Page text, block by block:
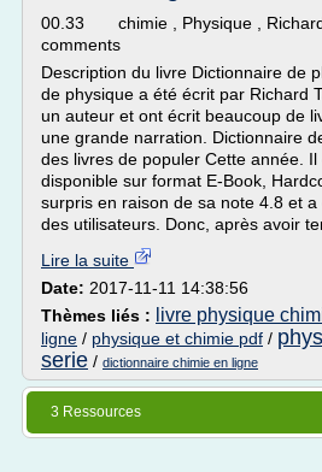
00.33 chimie , Physique ,
comments
Description du livre Dictionnaire de
de physique a été écrit par Richard
un auteur et ont écrit beaucoup de
une grande narration. Dictionnaire
des livres de populer Cette année.
disponible sur format E-Book,
surpris en raison de sa note 4.8 et
des utilisateurs. Donc, après avoir
Lire la suite
Date: 2017-11-11 14:38:56
Thèmes liés :
livre physique
ligne / physique et chimie pdf /
serie / dictionnaire chimie en ligne
3 Ressources